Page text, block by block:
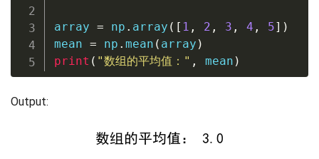
array = np . array ( [ 1 , 2 , 3 , 4 , 5] )
mean = np . mean ( array )
print ( "数组的平均值：" , mean )
Output: